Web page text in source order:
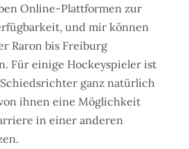
Online-Plattformen zur
und mir können
Raron bis Freiburg
Für einige Hockeyspieler ist
ganz natürlich
ihnen eine Möglichkeit
in einer anderen